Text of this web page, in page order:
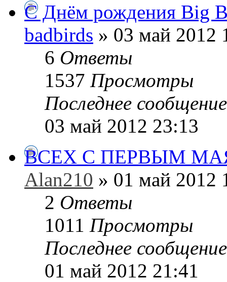
С Днём рождения Big
badbirds » 03 май 2012
6 Ответы
1537 Просмотры
Последнее
03 май 2012 23:13
ВСЕХ С ПЕРВЫМ
Alan210 » 01 май 2012
2 Ответы
1011 Просмотры
Последнее
01 май 2012 21:41